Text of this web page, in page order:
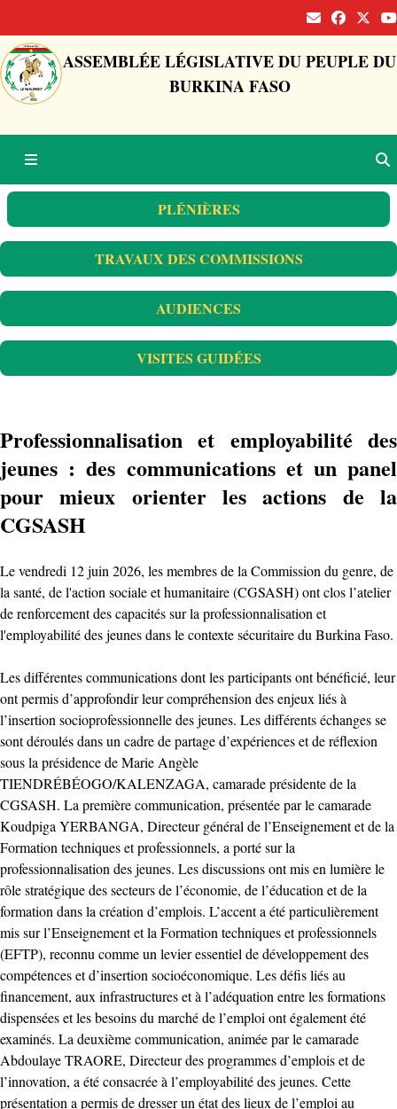
ASSEMBLÉE LÉGISLATIVE DU PEUPLE DU
BURKINA FASO
PLÉNIÈRES
TRAVAUX DES COMMISSIONS
AUDIENCES
VISITES GUIDÉES
Professionnalisation et employabilité des
jeunes : des communications et un panel
pour mieux orienter les actions de la
CGSASH
Le vendredi 12 juin 2026, les membres de la Commission du genre, de
la santé, de l'action sociale et humanitaire (CGSASH) ont clos l’atelier
de renforcement des capacités sur la professionnalisation et
l'employabilité des jeunes dans le contexte sécuritaire du Burkina Faso.
Les différentes communications dont les participants ont bénéficié, leur
ont permis d’approfondir leur compréhension des enjeux liés à
l’insertion socioprofessionnelle des jeunes. Les différents échanges se
sont déroulés dans un cadre de partage d’expériences et de réflexion
sous la présidence de Marie Angèle
TIENDRÉBÉOGO/KALENZAGA, camarade présidente de la
CGSASH. La première communication, présentée par le camarade
Koudpiga YERBANGA, Directeur général de l’Enseignement et de la
Formation techniques et professionnels, a porté sur la
professionnalisation des jeunes. Les discussions ont mis en lumière le
rôle stratégique des secteurs de l’économie, de l’éducation et de la
formation dans la création d’emplois. L’accent a été particulièrement
mis sur l’Enseignement et la Formation techniques et professionnels
(EFTP), reconnu comme un levier essentiel de développement des
compétences et d’insertion socioéconomique. Les défis liés au
financement, aux infrastructures et à l’adéquation entre les formations
dispensées et les besoins du marché de l’emploi ont également été
examinés. La deuxième communication, animée par le camarade
Abdoulaye TRAORE, Directeur des programmes d’emplois et de
l’innovation, a été consacrée à l’employabilité des jeunes. Cette
présentation a permis de dresser un état des lieux de l’emploi au